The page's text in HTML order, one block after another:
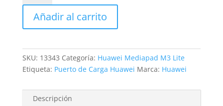
de
Carga
Huawei
M3
Lite
cantidad
Añadir al carrito
SKU: 13343 Categoría: Huawei Mediapad M3 Lite
Etiqueta: Puerto de Carga Huawei Marca: Huawei
Descripción